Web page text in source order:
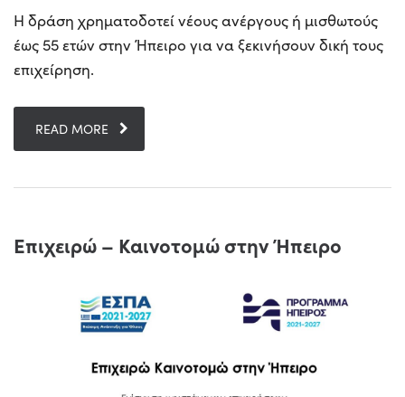
Η δράση χρηματοδοτεί νέους ανέργους ή μισθωτούς
έως 55 ετών στην Ήπειρο για να ξεκινήσουν δική τους
επιχείρηση.
READ MORE
Επιχειρώ – Καινοτομώ στην Ήπειρο